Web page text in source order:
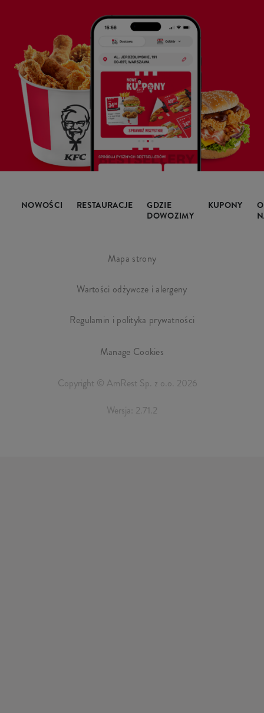
NOWOŚCI RESTAURACJE
GDZIE
DOWOZIMY
KUPONY
O
Mapa strony
Wartości odżywcze i alergeny
Regulamin i polityka prywatności
Manage Cookies
Copyright © AmRest Sp. z o.o. 2026
Wersja: 2.71.2